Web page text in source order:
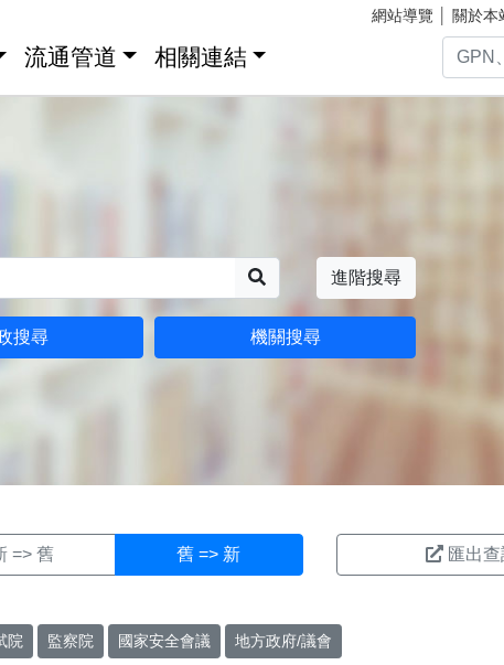
網站導覽 關於本
流通管道 相關連結
進階搜尋
搜尋 機關搜尋
=> 舊 舊 => 新 匯出查
院 監察院 國家安全會議 地方政府/議會